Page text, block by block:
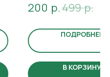
Пособие на развитие
и слоговой анализ.
состоящие из 3-х и 4-х слогов.
Иллюстрации помогут
все слова целиком.
200 р.499 р.
ПОДРОБНЕЕ
В КОРЗИНУ